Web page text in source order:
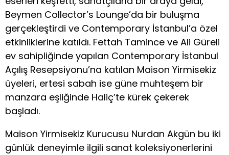
Beymen Collector’s Lounge’da bir buluşma
gerçekleştirdi ve Contemporary İstanbul’a özel
etkinliklerine katıldı. Fettah Tamince ve Ali Güreli
ev sahipliğinde yapılan Contemporary İstanbul
Açılış Resepsiyonu’na katılan Maison Yirmisekiz
üyeleri, ertesi sabah ise güne muhteşem bir
manzara eşliğinde Haliç’te kürek çekerek
başladı.
Maison Yirmisekiz Kurucusu Nurdan Akgün bu iki
günlük deneyimle ilgili sanat koleksiyonerlerini